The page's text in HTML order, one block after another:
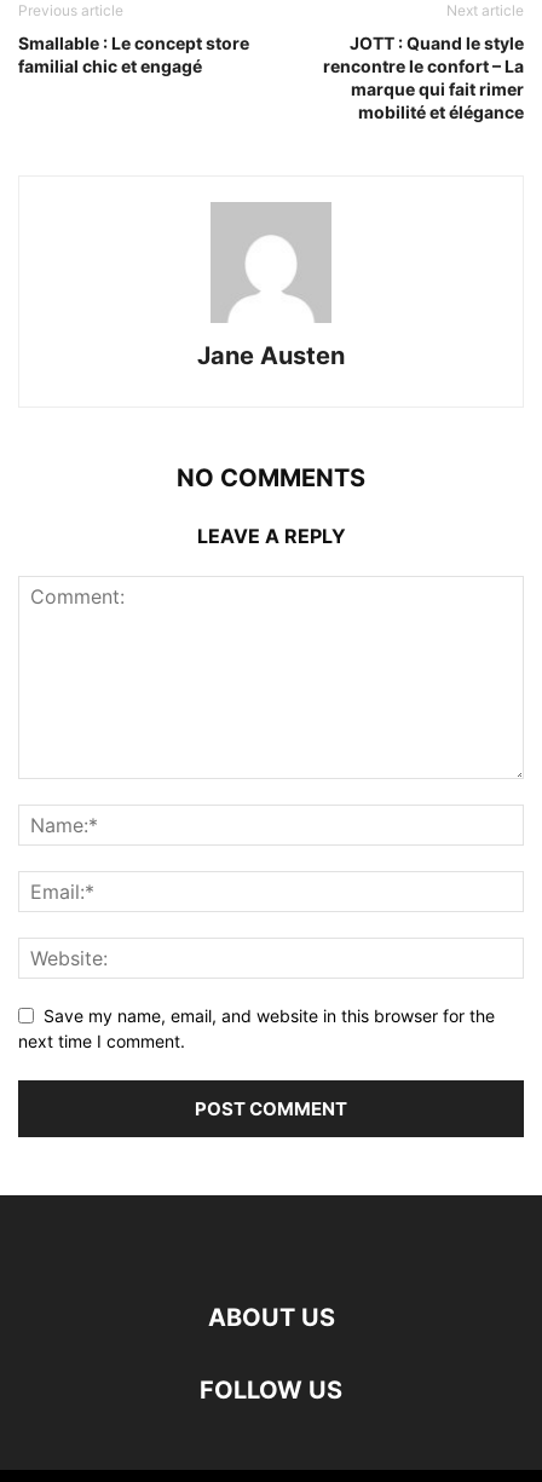
Previous article
Smallable : Le concept store
familial chic et engagé
Next article
JOTT : Quand le style
rencontre le confort – La
marque qui fait rimer
mobilité et élégance
Jane Austen
NO COMMENTS
LEAVE A REPLY
Save my name, email, and website in this browser for the
next time I comment.
ABOUT US
FOLLOW US